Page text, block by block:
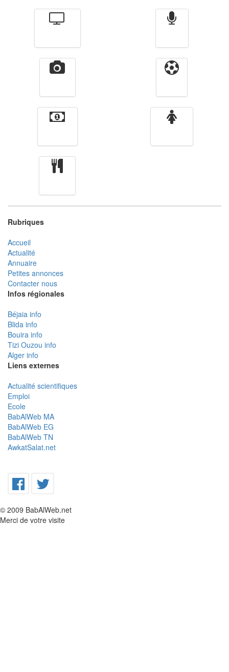
Rubriques
Accueil
Actualité
Annuaire
Petites annonces
Contacter nous
Infos régionales
Béjaia info
Blida info
Bouira info
Tizi Ouzou info
Alger info
Liens externes
Actualité scientifiques
Emploi
Ecole
BabAlWeb MA
BabAlWeb EG
BabAlWeb TN
AwkatSalat.net
© 2009 BabAlWeb.net
Merci de votre visite